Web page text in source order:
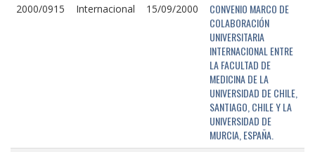
2000/0915 Internacional 15/09/2000
CONVENIO MARCO DE
COLABORACIÓN
UNIVERSITARIA
INTERNACIONAL ENTRE
LA FACULTAD DE
MEDICINA DE LA
UNIVERSIDAD DE CHILE,
SANTIAGO, CHILE Y LA
UNIVERSIDAD DE
MURCIA, ESPAÑA.